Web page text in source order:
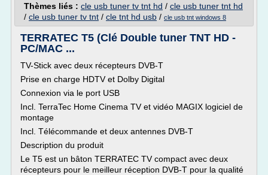
Thèmes liés : cle usb tuner tv tnt hd / cle usb tuner tnt hd
/ cle usb tuner tv tnt / cle tnt hd usb / cle usb tnt windows 8
TERRATEC T5 (Clé Double tuner TNT HD -
PC/MAC ...
TV-Stick avec deux récepteurs DVB-T
Prise en charge HDTV et Dolby Digital
Connexion via le port USB
Incl. TerraTec Home Cinema TV et vidéo MAGIX logiciel de
montage
Incl. Télécommande et deux antennes DVB-T
Description du produit
Le T5 est un bâton TERRATEC TV compact avec deux
récepteurs pour le meilleur réception DVB-T pour la qualité